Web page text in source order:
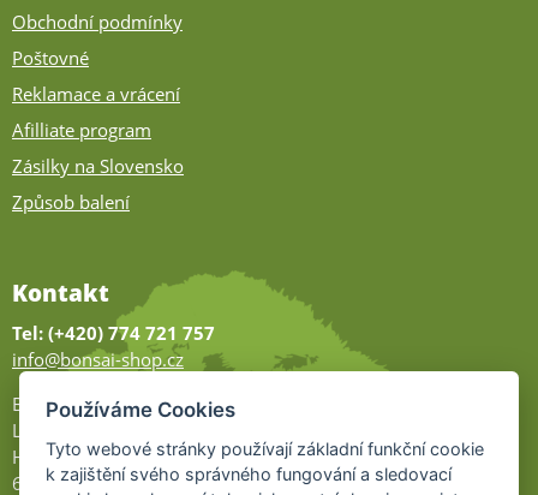
Obchodní podmínky
Poštovné
Reklamace a vrácení
Afilliate program
Zásilky na Slovensko
Způsob balení
Kontakt
Tel: (+420) 774 721 757
info@bonsai-shop.cz
Bonsai-shop
Legionářů 2
Hodonín
695 01
Používáme Cookies
Tyto webové stránky používají základní funkční cookie
k zajištění svého správného fungování a sledovací